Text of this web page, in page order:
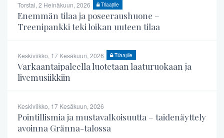
Torstai, 2 Heinäkuun, 2026 Tilaajille
Enemmän tilaa ja poseeraushuone –
Treenipankki teki loikan uuteen tilaa
Keskiviikko, 17 Kesäkuun, 2026 Tilaajille
Varkaantaipaleella luotetaan laaturuokaan ja
livemusiikkiin
Keskiviikko, 17 Kesäkuun, 2026
Pointillismia ja mustavalkoisuutta – taidenäyttely
avoinna Gränna-talossa